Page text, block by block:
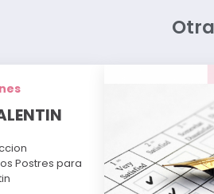
Postres para